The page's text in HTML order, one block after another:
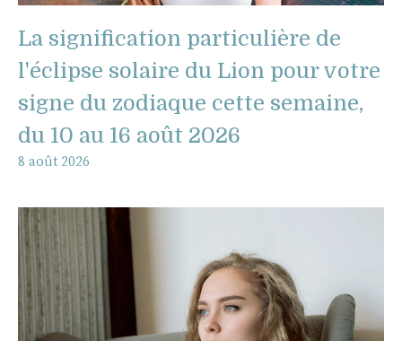
La signification particulière de
l'éclipse solaire du Lion pour votre
signe du zodiaque cette semaine,
du 10 au 16 août 2026
8 août 2026